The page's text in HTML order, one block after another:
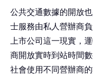
公共交通數據的開放
士服務由私人營辦商
上市公司這一現實，
商開放實時到站時間
社會使用不同營辦商